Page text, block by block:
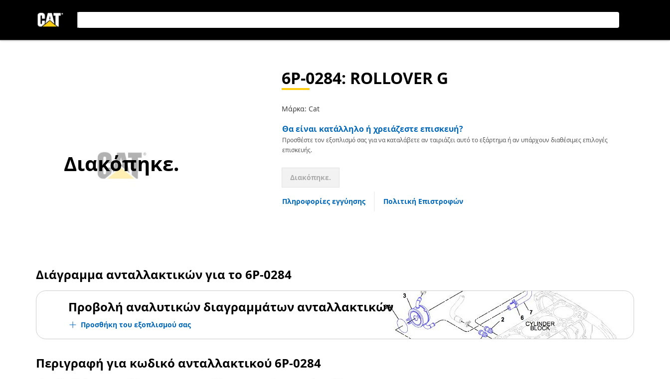
Διακόπηκε.
6P-0284: ROLLOVER G
Μάρκα: Cat
Θα είναι κατάλληλο ή χρειάζεστε επισκευή?
Προσθέστε τον εξοπλισμό σας για να καταλάβετε αν ταιριάζει αυτό το εξάρτημα ή αν υπάρχουν διαθέσιμες επιλογές
επισκευής.
Διακόπηκε.
Πληροφορίες εγγύησης Πολιτική Επιστροφών
Διάγραμμα ανταλλακτικών για το 6P-0284
Προβολή αναλυτικών διαγραμμάτων ανταλλακτικών
Προσθήκη του εξοπλισμού σας
Περιγραφή για κωδικό ανταλλακτικού6P-0284